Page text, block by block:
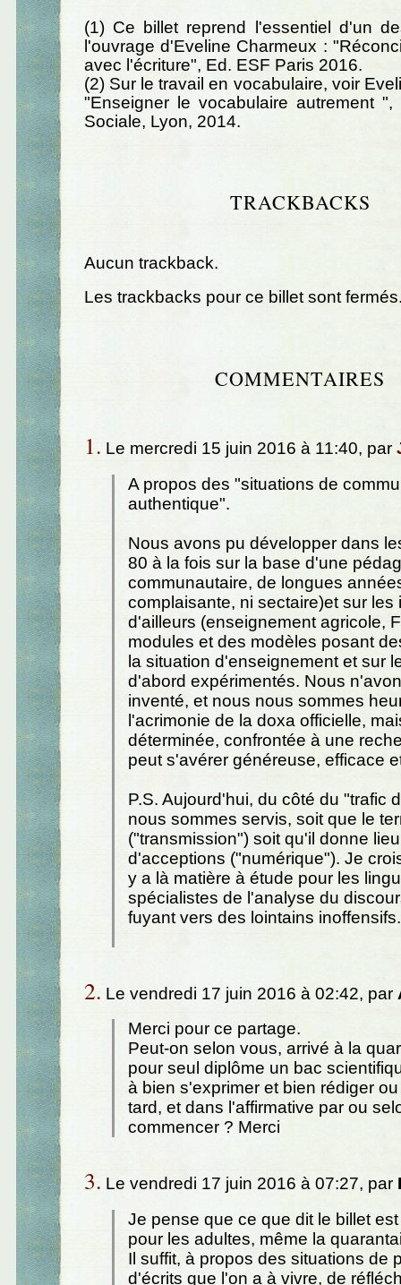
(1) Ce billet reprend l'essentiel d'un
l'ouvrage d'Eveline Charmeux :
avec l'écriture", Ed. ESF Paris 2016.
(2) Sur le travail en vocabulaire, voir
"Enseigner le vocabulaire autrement ",
Sociale, Lyon, 2014.
TRACKBACKS
Aucun trackback.
Les trackbacks pour ce billet sont
COMMENTAIRES
1. Le mercredi 15 juin 2016 à 11:40, par
A propos des "situations de
authentique".
Nous avons pu développer dans
80 à la fois sur la base d'une
communautaire, de longues
complaisante, ni sectaire)et sur les
d'ailleurs (enseignement agricole,
modules et des modèles posant
la situation d'enseignement et sur
d'abord expérimentés. Nous
inventé, et nous nous sommes
l'acrimonie de la doxa officielle,
déterminée, confrontée à une
peut s'avérer généreuse, efficace
P.S. Aujourd'hui, du côté du "trafic
nous sommes servis, soit que le
("transmission") soit qu'il donne
d'acceptions ("numérique"). Je
y a là matière à étude pour les
spécialistes de l'analyse du
fuyant vers des lointains inoffensifs.
2. Le vendredi 17 juin 2016 à 02:42, par
Merci pour ce partage.
Peut-on selon vous, arrivé à la
pour seul diplôme un bac
à bien s'exprimer et bien rédiger
tard, et dans l'affirmative par ou
commencer ? Merci
3. Le vendredi 17 juin 2016 à 07:27, par
Je pense que ce que dit le billet
pour les adultes, même la
Il suffit, à propos des situations de
d'écrits que l'on a à vivre, de